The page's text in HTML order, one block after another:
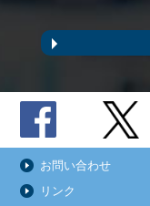
お問い合わせ
リンク